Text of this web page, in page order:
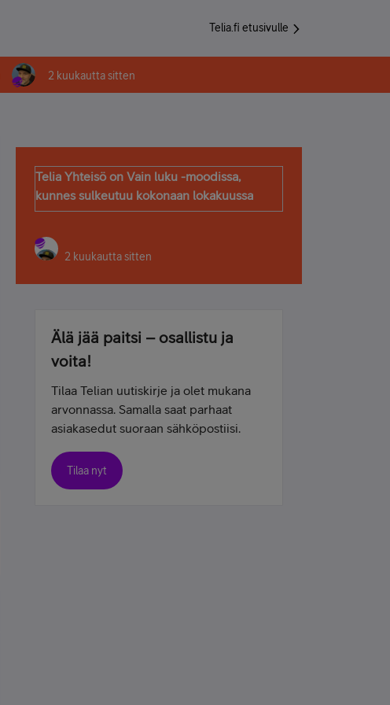
Telia.fi etusivulle
2 kuukautta sitten
Telia Yhteisö on Vain luku -moodissa,
kunnes sulkeutuu kokonaan lokakuussa
2 kuukautta sitten
Älä jää paitsi – osallistu ja
voita!
Tilaa Telian uutiskirje ja olet mukana
arvonnassa. Samalla saat parhaat
asiakasedut suoraan sähköpostiisi.
Tilaa nyt